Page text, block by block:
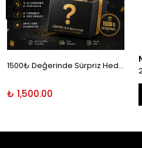
1500₺ Değerinde Sürpriz Hediye!
₺ 1,500.00